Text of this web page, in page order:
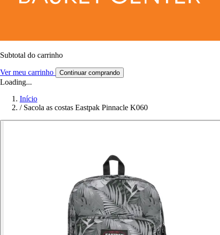
Subtotal do carrinho
Ver meu carrinho Continuar comprando
Loading...
Início
/ Sacola as costas Eastpak Pinnacle K060